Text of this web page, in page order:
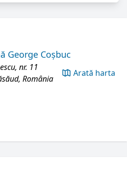
George Coșbuc
nr. 11
România
Arată harta